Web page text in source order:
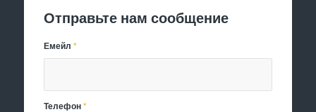
Отправьте нам сообщение
Емейл*
Телефон*